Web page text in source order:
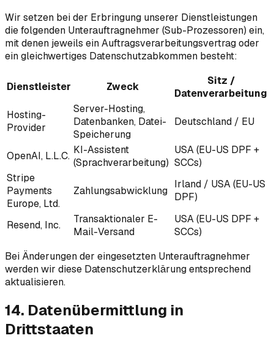
Wir setzen bei der Erbringung unserer Dienstleistungen
die folgenden Unterauftragnehmer (Sub-Prozessoren) ein,
mit denen jeweils ein Auftragsverarbeitungsvertrag oder
ein gleichwertiges Datenschutzabkommen besteht:
Dienstleister Zweck
Sitz /
Datenverarbeitung
Hosting-
Provider
Server-Hosting,
Datenbanken, Datei-
Speicherung
Deutschland / EU
OpenAI, L.L.C. KI-Assistent
(Sprachverarbeitung)
USA (EU-US DPF +
SCCs)
Stripe
Payments
Europe, Ltd.
Zahlungsabwicklung
Irland / USA (EU-US
DPF)
Resend, Inc.
Transaktionaler E-
Mail-Versand
USA (EU-US DPF +
SCCs)
Bei Änderungen der eingesetzten Unterauftragnehmer
werden wir diese Datenschutzerklärung entsprechend
aktualisieren.
14. Datenübermittlung in
Drittstaaten